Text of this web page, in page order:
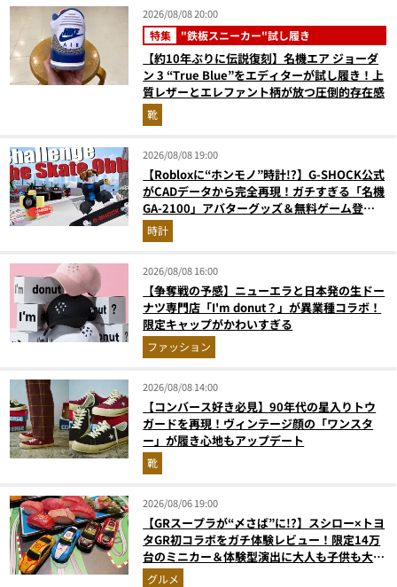
2026/08/08 20:00
特集 "鉄板スニーカー"試し履き
【約10年ぶりに伝説復刻】名機エア ジョーダ
ン 3 “True Blue”をエディターが試し履き！上
質レザーとエレファント柄が放つ圧倒的存在感
靴
2026/08/08 19:00
【Robloxに“ホンモノ”時計!?】G-SHOCK公式
がCADデータから完全再現！ガチすぎる「名機
GA-2100」アバターグッズ＆無料ゲーム登場
が見逃せない
時計
2026/08/08 16:00
【争奪戦の予感】ニューエラと日本発の生ドー
ナツ専門店「I'm donut？」が異業種コラボ！
限定キャップがかわいすぎる
ファッション
2026/08/08 14:00
【コンバース好き必見】90年代の星入りトウ
ガードを再現！ヴィンテージ顔の「ワンスタ
ー」が履き心地もアップデート
靴
2026/08/06 19:00
【GRスープラが“〆さば”に!?】スシロー×トヨ
タGR初コラボをガチ体験レビュー！限定14万
台のミニカー＆体験型演出に大人も子供も大興
奮間違いなし
グルメ